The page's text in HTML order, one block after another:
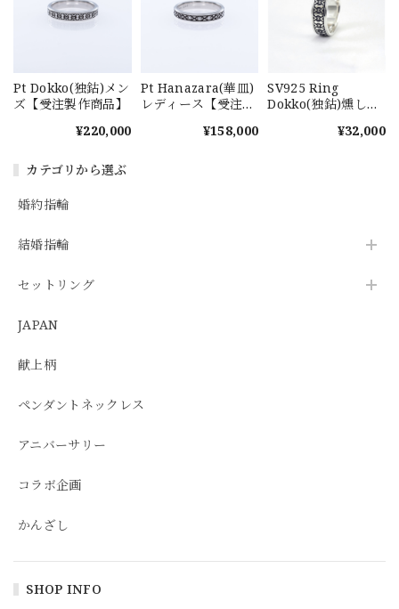
カテゴリから選ぶ
婚約指輪
結婚指輪
セットリング
JAPAN
献上柄
ペンダントネックレス
アニバーサリー
コラボ企画
かんざし
SHOP INFO
Pt Dokko(独鈷)メン
ズ【受注製作商品】
¥220,000
Pt Hanazara(華皿)
レディース【受注製
¥158,000
SV925 Ring
Dokko(独鈷)燻し仕
¥32,000